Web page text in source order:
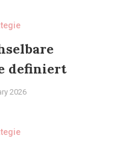
definiert
2026